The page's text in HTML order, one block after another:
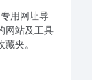
用网址导
网站及工具
夹。